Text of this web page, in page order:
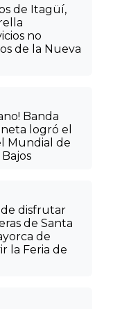
de Itagüí,
no
de la Nueva
Banda
logró el
Mundial de
disfrutar
de Santa
de
la Feria de